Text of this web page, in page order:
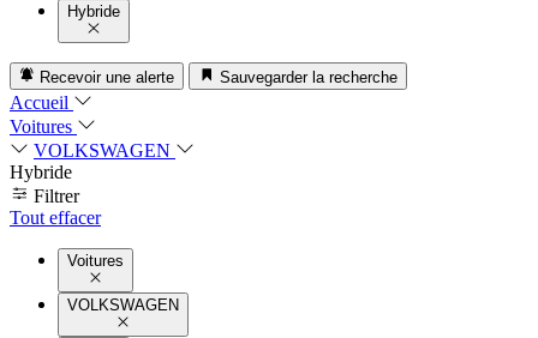
Hybride
Recevoir une alerte Sauvegarder la recherche
Accueil
Voitures
VOLKSWAGEN
Hybride
Filtrer
Tout effacer
Voitures
VOLKSWAGEN